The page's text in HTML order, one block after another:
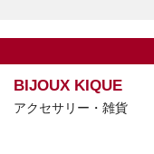
BIJOUX KIQUE
アクセサリー・雑貨